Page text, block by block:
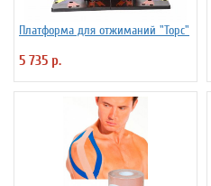
Платформа для отжиманий "Торс"
5 735 р.